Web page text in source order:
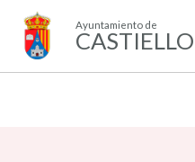
Ayuntamiento de